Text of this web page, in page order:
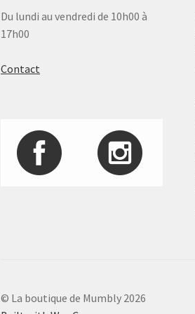
Du lundi au vendredi de 10h00 à
17h00
Contact
© La boutique de Mumbly 2026